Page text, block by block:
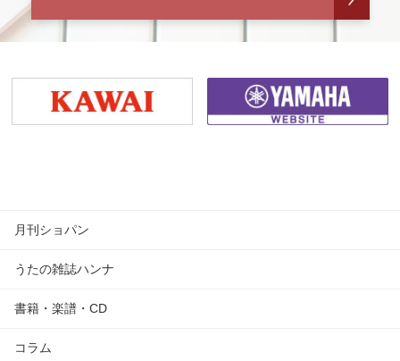
月刊ショパン
うたの雑誌ハンナ
書籍・楽譜・CD
コラム